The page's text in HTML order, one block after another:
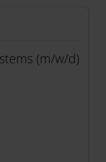
(m/w/d)